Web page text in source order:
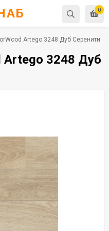
0
Artego 3248 Дуб Серенити
Artego 3248 Дуб